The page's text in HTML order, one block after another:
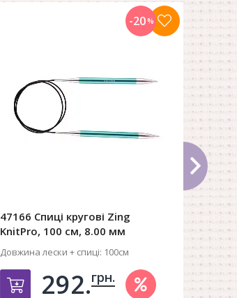
47166 Спиці кругові Zing
KnitPro, 100 см, 8.00 мм
Довжина лески + спиці: 100см
Добавить в корзину
292.грн.
-20%